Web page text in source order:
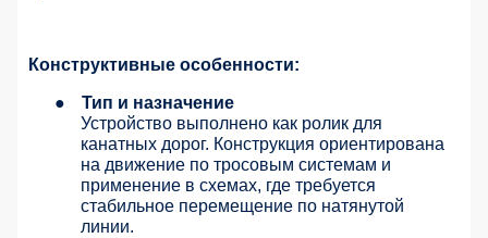
Конструктивные особенности:
●
Тип и назначение
Устройство выполнено как ролик для
канатных дорог. Конструкция ориентирована
на движение по тросовым системам и
применение в схемах, где требуется
стабильное перемещение по натянутой
линии.